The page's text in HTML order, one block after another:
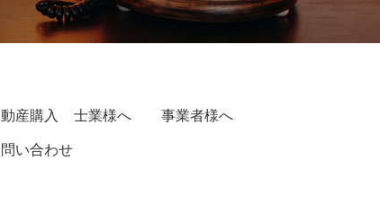
産購入 士業様へ 事業者様へ
い合わせ